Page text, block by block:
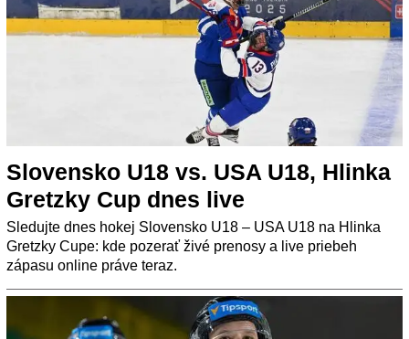
Slovensko U18 vs. USA U18, Hlinka
Gretzky Cup dnes live
Sledujte dnes hokej Slovensko U18 – USA U18 na Hlinka
Gretzky Cupe: kde pozerať živé prenosy a live priebeh
zápasu online práve teraz.